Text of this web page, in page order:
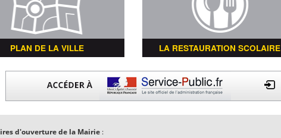
PLAN DE LA VILLE LA RESTAURATION SCOLAIRE
d'ouverture de la Mairie: